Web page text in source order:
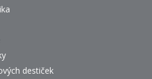
destiček